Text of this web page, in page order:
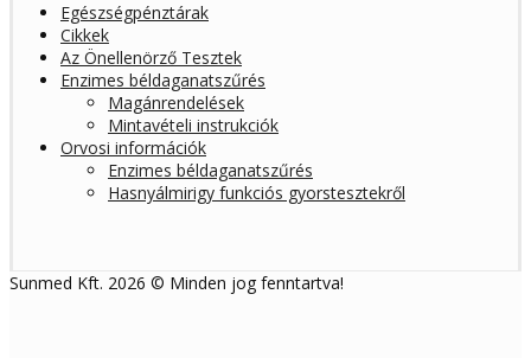
Egészségpénztárak
Cikkek
Az Önellenörző Tesztek
Enzimes béldaganatszűrés
Magánrendelések
Mintavételi instrukciók
Orvosi információk
Enzimes béldaganatszűrés
Hasnyálmirigy funkciós gyorstesztekről
Sunmed Kft. 2026 © Minden jog fenntartva!